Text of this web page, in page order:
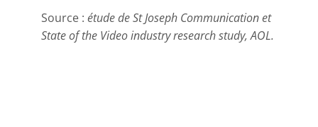
Source :étude de St Joseph Communication et
State of the Video industry research study, AOL.